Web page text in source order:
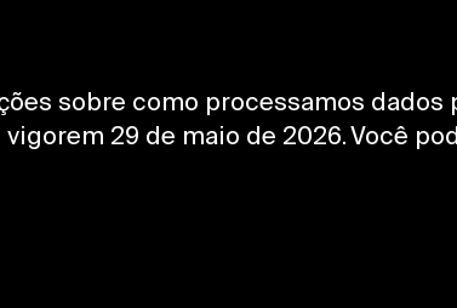
sobre como processamos dados
29 de maio de 2026. Você